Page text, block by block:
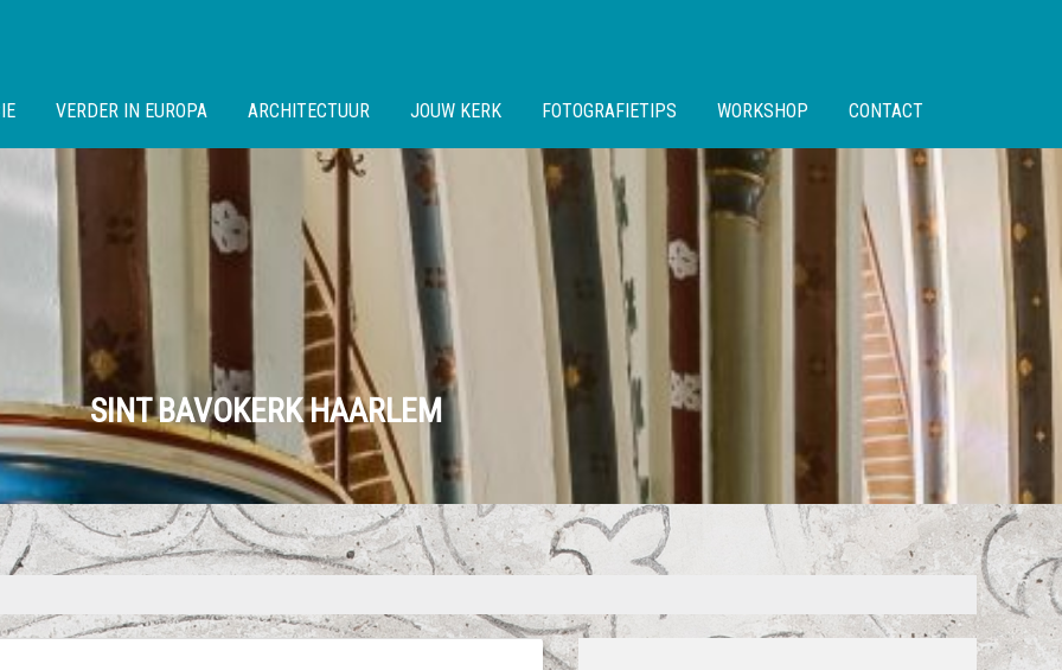
VERDER IN EUROPA ARCHITECTUUR JOUW KERK FOTOGRAFIETIPS WORKSHOP CONTACT
SINT BAVOKERK HAARLEM